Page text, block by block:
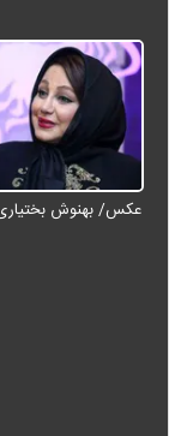
عکس/ بهنوش بختیاری